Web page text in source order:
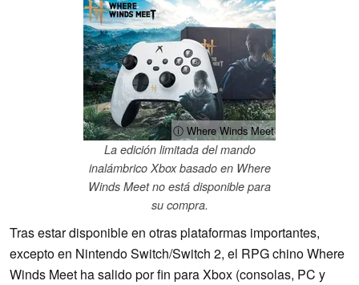
ⓘ Where Winds Meet
La edición limitada del mando
inalámbrico Xbox basado en Where
Winds Meet no está disponible para
su compra.
Tras estar disponible en otras plataformas importantes,
excepto en Nintendo Switch/Switch 2, el RPG chino Where
Winds Meet ha salido por fin para Xbox (consolas, PC y